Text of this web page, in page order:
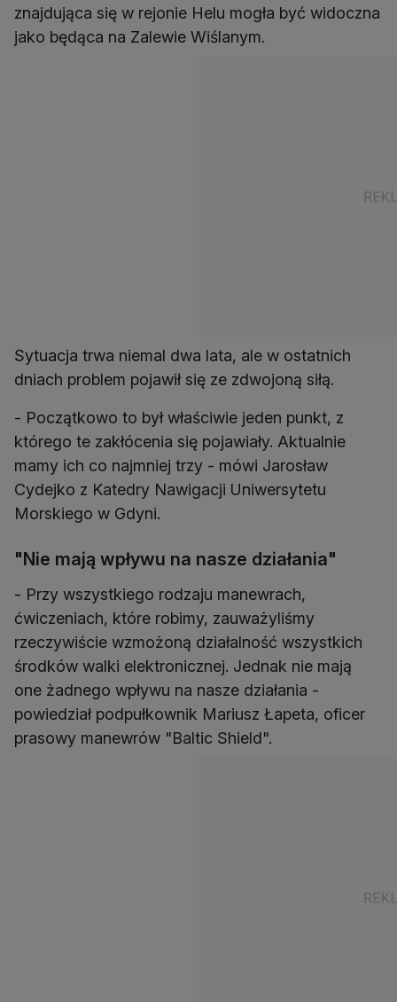
znajdująca się w rejonie Helu mogła być widoczna
jako będąca na Zalewie Wiślanym.
Sytuacja trwa niemal dwa lata, ale w ostatnich
dniach problem pojawił się ze zdwojoną siłą.
- Początkowo to był właściwie jeden punkt, z
którego te zakłócenia się pojawiały. Aktualnie
mamy ich co najmniej trzy - mówi Jarosław
Cydejko z Katedry Nawigacji Uniwersytetu
Morskiego w Gdyni.
"Nie mają wpływu na nasze działania"
- Przy wszystkiego rodzaju manewrach,
ćwiczeniach, które robimy, zauważyliśmy
rzeczywiście wzmożoną działalność wszystkich
środków walki elektronicznej. Jednak nie mają
one żadnego wpływu na nasze działania -
powiedział podpułkownik Mariusz Łapeta, oficer
prasowy manewrów "Baltic Shield".